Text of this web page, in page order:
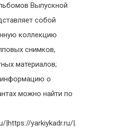
Выпускной
собой
коллекцию
снимков,
материалов;
о
можно найти по
|https://yarkiykadr.ru/|.